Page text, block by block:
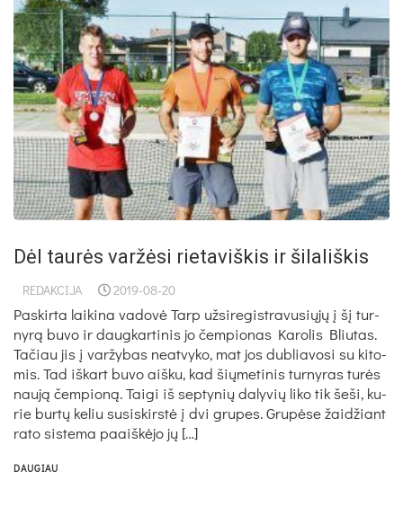
Dėl taurės varžėsi rietaviškis ir šilališkis
REDAKCIJA 2019-08-20
Paskirta laikina vadovė Tarp už­si­re­gist­ra­vu­sių­jų į šį tur­
ny­rą bu­vo ir daug­kar­ti­nis jo čem­pio­nas Ka­ro­lis Bliu­tas.
Ta­čiau jis į var­žy­bas neat­vy­ko, mat jos dub­lia­vo­si su ki­to­
mis. Tad iš­kart bu­vo aiš­ku, kad šių­me­ti­nis tur­ny­ras tu­rės
nau­ją čem­pio­ną. Tai­gi iš sep­ty­nių da­ly­vių li­ko tik še­ši, ku­
rie bur­tų ke­liu su­si­skirs­tė į dvi gru­pes. Gru­pė­se žai­džiant
ra­to sis­te­ma paaiš­kė­jo jų […]
DAUGIAU